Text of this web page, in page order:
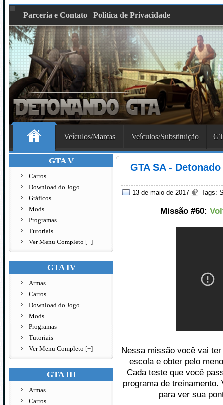
Parceria e Contato Politica de Privacidade
Veículos/Marcas Veículos/Substituição
GTA V
Carros
Download do Jogo
Gráficos
Mods
Programas
Tutoriais
Ver Menu Completo [+]
GTA IV
Armas
Carros
Download do Jogo
Mods
Programas
Tutoriais
Ver Menu Completo [+]
GTA III
Armas
Carros
GTA SA -
13 de maio de 2017 Tags:
Missão #60:
Nessa missão você vai
escola e obter pelo
Cada teste que você
programa de treinamento.
para ver sua